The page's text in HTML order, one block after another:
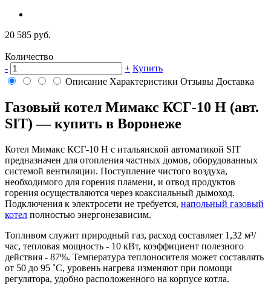
20 585 руб.
Количество
-
+ Купить
Описание Характеристики Отзывы Доставка
Газовый котел Мимакс КСГ-10 Н (авт.
SIT) — купить в Воронеже
Котел Мимакс КСГ-10 Н с итальянской автоматикой SIT
предназначен для отопления частных домов, оборудованных
системой вентиляции. Поступление чистого воздуха,
необходимого для горения пламени, и отвод продуктов
горения осуществляются через коаксиальный дымоход.
Подключения к электросети не требуется, напольный газовый
котел полностью энергонезависим.
Топливом служит природный газ, расход составляет 1,32 м³/
час, тепловая мощность - 10 кВт, коэффициент полезного
действия - 87%. Температура теплоносителя может составлять
от 50 до 95 ˚С, уровень нагрева изменяют при помощи
регулятора, удобно расположенного на корпусе котла.